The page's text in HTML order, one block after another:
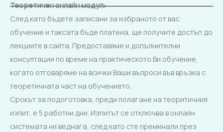
Теоретиченонлайнмодул:
След като бъдете записани за избраното от вас
обучение и таксата бъде платена, ще получите достъп до
лекциите в сайта. Предоставяме и допълнителни
консултации по време на практическото Ви обучение,
когато отговаряме на всички Ваши въпроси във връзка с
теоретичната част на обучението.
Срокът за подоготовка, преди полагане на теоритичния
изпит, е 5 работни дни. Изпитът се отключва в онлайн
системата ни веднага, след като сте преминали през